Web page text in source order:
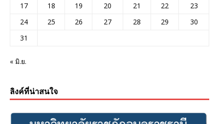
17
18 19 20 21 22
23
24
25 26 27 28 29
30
31
« มิ.ย.
ลิงค์ที่น่าสนใจ